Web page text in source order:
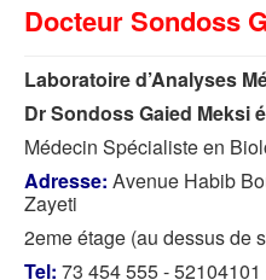
Docteur Sondoss
Laboratoire d’Analyses
Dr Sondoss Gaied Meksi
Médecin Spécialiste en
Adresse: Avenue Habib
Zayeti
2eme étage (au dessus de
Tel: 73 454 555 - 52104101